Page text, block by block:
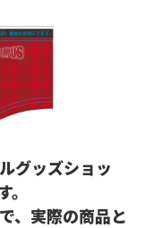
グッズショッ
、実際の商品と